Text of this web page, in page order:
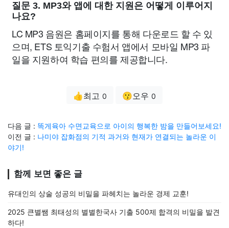
질문 3. MP3와 앱에 대한 지원은 어떻게 이루어지
나요?
LC MP3 음원은 홈페이지를 통해 다운로드 할 수 있
으며, ETS 토익기출 수험서 앱에서 모바일 MP3 파
일을 지원하여 학습 편의를 제공합니다.
👍최고 0 😗오우 0
다음 글 : 똑게육아 수면교육으로 아이의 행복한 밤을 만들어보세요!
이전 글 : 나미야 잡화점의 기적 과거와 현재가 연결되는 놀라운 이
야기!
함께 보면 좋은 글
유대인의 상술 성공의 비밀을 파헤치는 놀라운 경제 교훈!
2025 큰별쌤 최태성의 별별한국사 기출 500제 합격의 비밀을 발견
하다!